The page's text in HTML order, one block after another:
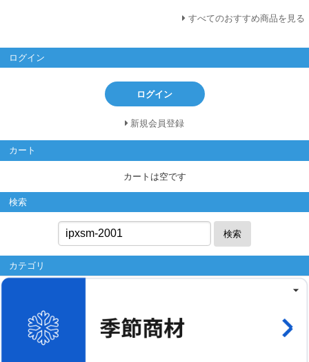
すべてのおすすめ商品を見る
ログイン
ログイン
新規会員登録
カート
カートは空です
検索
検索
カテゴリ